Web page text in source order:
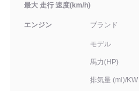
最大 走行 速度(km/h)
エンジン ブランド
モデル
馬力(HP)
排気量 (ml)/KW